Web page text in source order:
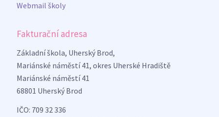
Webmail školy
Fakturační adresa
Základní škola, Uherský Brod,
Mariánské náměstí 41, okres Uherské Hradiště
Mariánské náměstí 41
68801 Uherský Brod
IČO: 709 32 336